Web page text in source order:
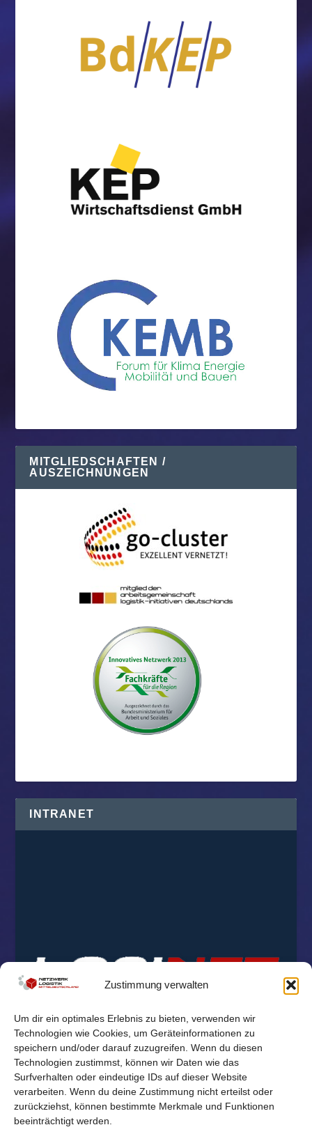
Zustimmung verwalten
Um dir ein optimales Erlebnis zu bieten, verwenden wir
Technologien wie Cookies, um Geräteinformationen zu
speichern und/oder darauf zuzugreifen. Wenn du diesen
Technologien zustimmst, können wir Daten wie das
Surfverhalten oder eindeutige IDs auf dieser Website
verarbeiten. Wenn du deine Zustimmung nicht erteilst oder
zurückziehst, können bestimmte Merkmale und Funktionen
beeinträchtigt werden.
MITGLIEDSCHAFTEN /
AUSZEICHNUNGEN
INTRANET